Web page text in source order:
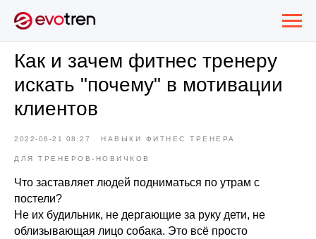
Как и зачем фитнес тренеру
искать "почему" в мотивации
клиентов
2022-08-21 08:27 НАВЫКИ ФИТНЕС ТРЕНЕРА
ДЛЯ ТРЕНЕРОВ-НОВИЧКОВ
Что заставляет людей подниматься по утрам с
постели?
Не их будильник, не дергающие за руку дети, не
облизывающая лицо собака. Это всё просто